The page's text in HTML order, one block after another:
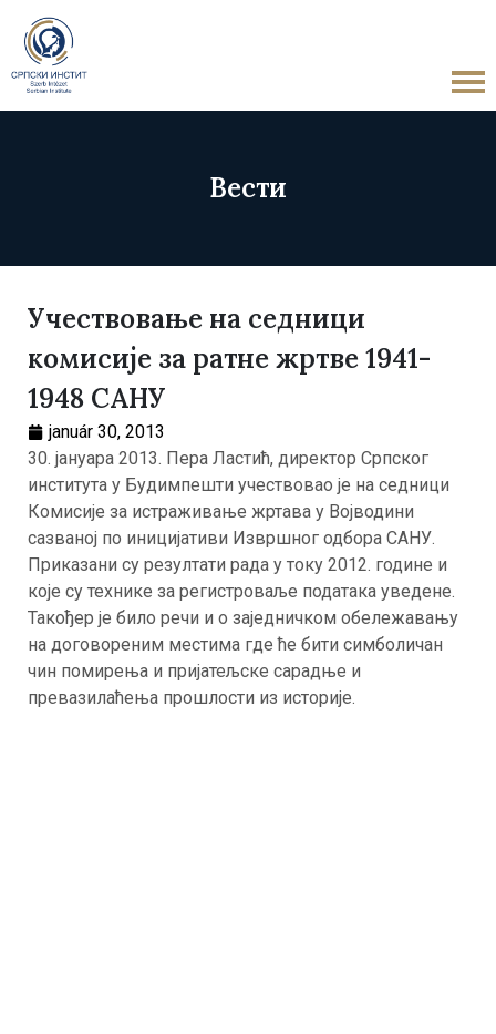
Вести
Учествовање на седници
комисије за ратне жртве 1941-
1948 САНУ
január 30, 2013
30. јануара 2013. Пера Ластић, директор Српског
института у Будимпешти учествовао је на седници
Комисије за истраживање жртава у Војводини
сазваној по иницијативи Извршног одбора САНУ.
Приказани су резултати рада у току 2012. године и
које су технике за регистроваље података уведене.
Такођер је било речи и о заједничком обележавању
на договореним местима где ће бити симболичан
чин помирења и пријатељске сарадње и
превазилаћења прошлости из историје.